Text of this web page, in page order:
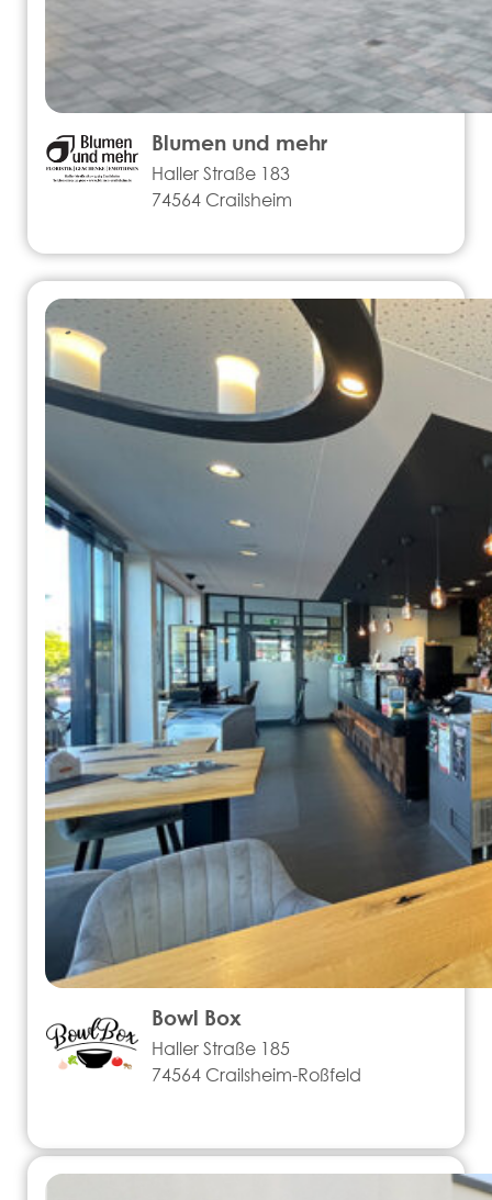
Blumen und mehr
Haller Straße 183
74564 Crailsheim
Bowl Box
Haller Straße 185
74564 Crailsheim-Roßfeld